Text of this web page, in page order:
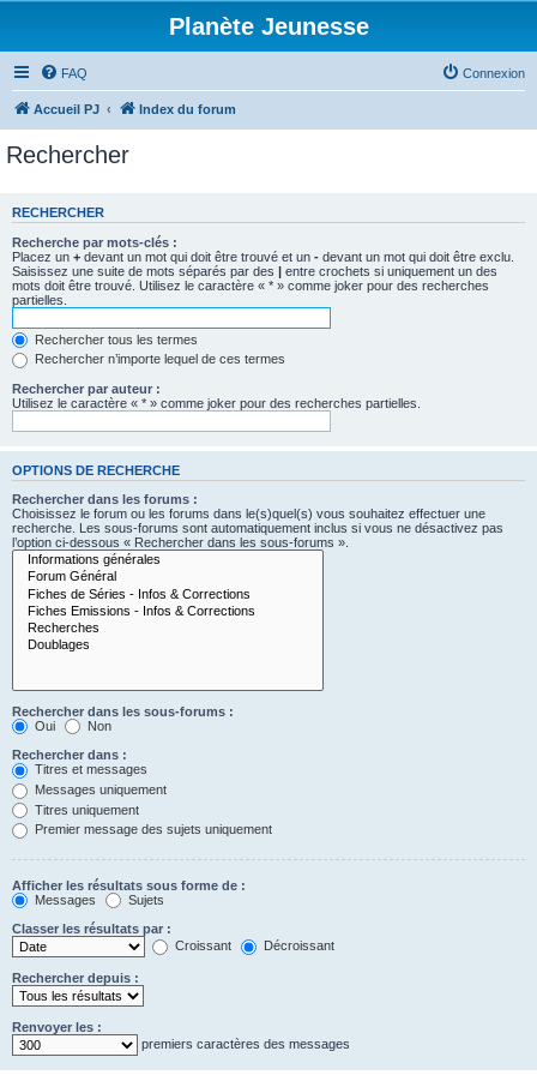
Planète Jeunesse
FAQ Connexion
Accueil PJ Index du forum
Rechercher
RECHERCHER
Recherche par mots-clés :
Placez un + devant un mot qui doit être trouvé et un - devant un mot qui doit être exclu.
Saisissez une suite de mots séparés par des | entre crochets si uniquement un des
mots doit être trouvé. Utilisez le caractère « * » comme joker pour des recherches
partielles.
Rechercher tous les termes
Rechercher n’importe lequel de ces termes
Rechercher par auteur :
Utilisez le caractère « * » comme joker pour des recherches partielles.
OPTIONS DE RECHERCHE
Rechercher dans les forums :
Choisissez le forum ou les forums dans le(s)quel(s) vous souhaitez effectuer une
recherche. Les sous-forums sont automatiquement inclus si vous ne désactivez pas
l’option ci-dessous « Rechercher dans les sous-forums ».
Rechercher dans les sous-forums :
Oui
Non
Rechercher dans :
Titres et messages
Messages uniquement
Titres uniquement
Premier message des sujets uniquement
Afficher les résultats sous forme de :
Messages
Sujets
Classer les résultats par :
Croissant
Décroissant
Rechercher depuis :
Renvoyer les :
premiers caractères des messages